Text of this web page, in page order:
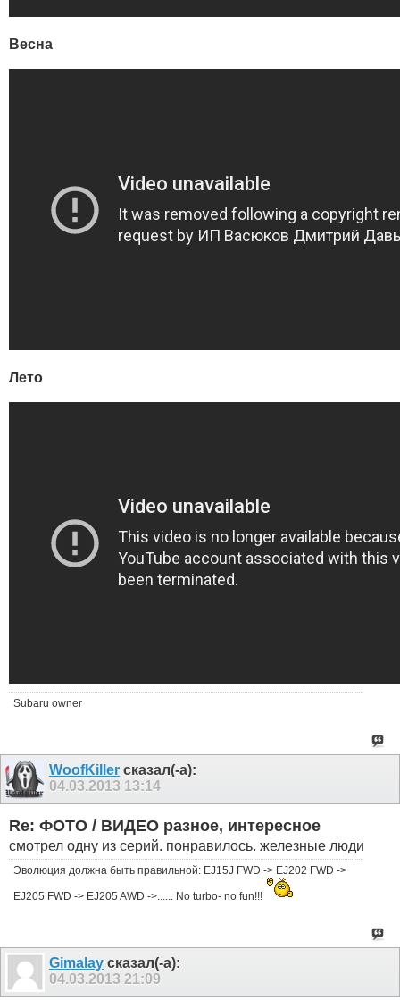
Весна
Лето
Subaru owner
WoofKiller сказал(-а):
04.03.2013 13:14
Re: ФОТО / ВИДЕО разное, интересное
смотрел одну из серий. понравилось. железные люди
Эволюция должна быть правильной: EJ15J FWD -> EJ202 FWD ->
EJ205 FWD -> EJ205 AWD ->...... No turbo- no fun!!!
Gimalay сказал(-а):
04.03.2013 21:09